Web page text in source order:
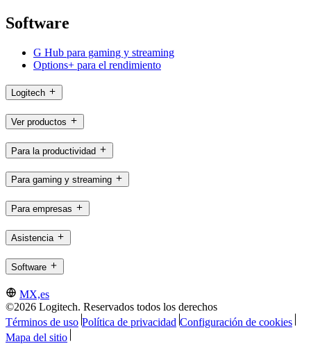
Software
G Hub para gaming y streaming
Options+ para el rendimiento
Logitech
Ver productos
Para la productividad
Para gaming y streaming
Para empresas
Asistencia
Software
MX,es
©2026 Logitech. Reservados todos los derechos
Términos de uso Política de privacidad Configuración de cookies
Mapa del sitio